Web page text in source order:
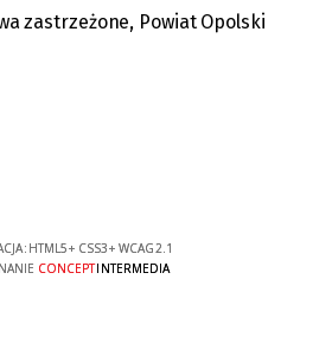
zastrzeżone, Powiat Opolski
HTML5+ CSS3+ WCAG 2.1
CONCEPTINTERMEDIA